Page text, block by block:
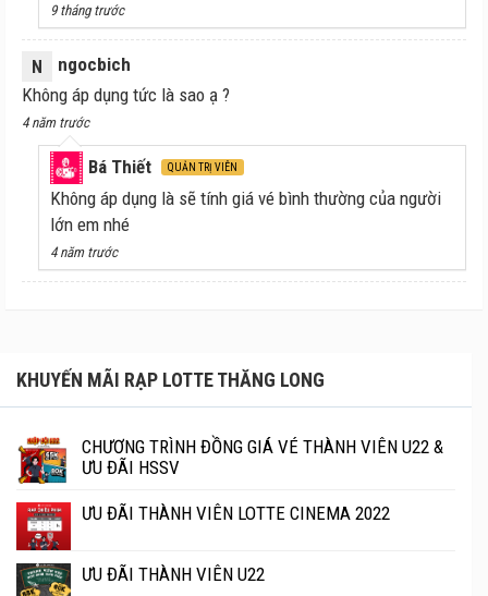
9 tháng trước
N
ngocbich
Không áp dụng tức là sao ạ ?
4 năm trước
Bá Thiết QUẢN TRỊ VIÊN
Không áp dụng là sẽ tính giá vé bình thường của người
lớn em nhé
4 năm trước
KHUYẾN MÃI RẠP LOTTE THĂNG LONG
CHƯƠNG TRÌNH ĐỒNG GIÁ VÉ THÀNH VIÊN U22 &
ƯU ĐÃI HSSV
ƯU ĐÃI THÀNH VIÊN LOTTE CINEMA 2022
ƯU ĐÃI THÀNH VIÊN U22